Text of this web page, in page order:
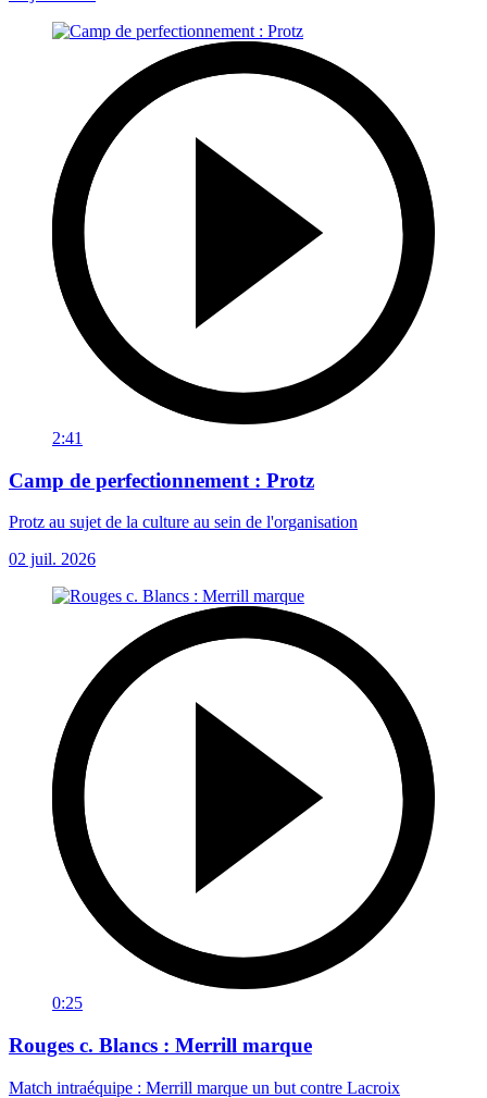
2:41
Camp de perfectionnement : Protz
Protz au sujet de la culture au sein de l'organisation
02 juil. 2026
0:25
Rouges c. Blancs : Merrill marque
Match intraéquipe : Merrill marque un but contre Lacroix